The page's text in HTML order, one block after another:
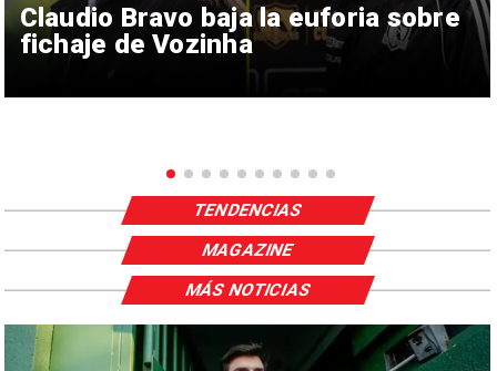
Claudio Bravo baja la euforia sobre
fichaje de Vozinha
TENDENCIAS
MAGAZINE
MÁS NOTICIAS